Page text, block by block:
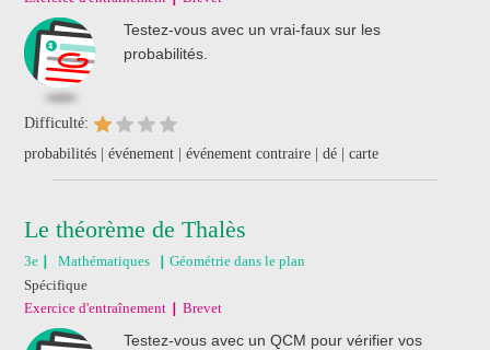
Testez-vous avec un vrai-faux sur les
probabilités.
Difficulté:
probabilités | événement | événement contraire | dé | carte
Le théorème de Thalès
3e Mathématiques
Géométrie dans le plan
Spécifique
Exercice d'entraînement
Brevet
Testez-vous avec un QCM pour vérifier vos